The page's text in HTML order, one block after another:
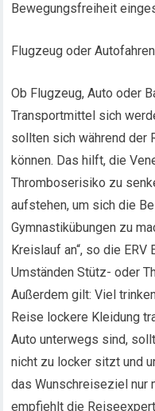
Bewegungsfreiheit
Flugzeug oder
Ob Flugzeug, Auto oder
Transportmittel sich
sollten sich während der
können. Das hilft, die
Thromboserisiko zu
aufstehen, um sich die
Gymnastikübungen zu
Kreislauf an“, so die ERV
Umständen Stütz- oder
Außerdem gilt: Viel
Reise lockere Kleidung
Auto unterwegs sind,
nicht zu locker sitzt und
das Wunschreiseziel nur
empfiehlt die